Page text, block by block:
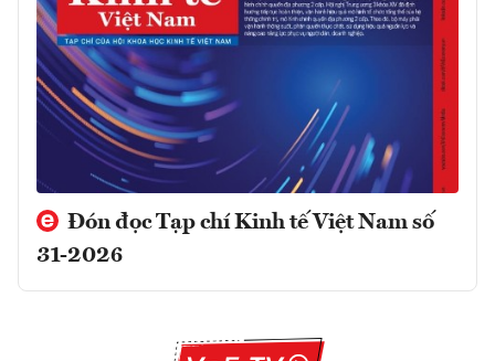
Đón đọc Tạp chí Kinh tế Việt Nam số
31-2026